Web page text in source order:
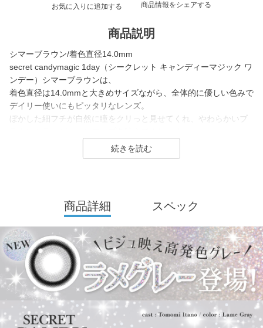
お気に入りに追加する 商品情報をシェアする
商品説明
シマーブラウン/着色直径14.0mm
secret candymagic 1day（シークレット キャンディーマジック ワ
ンデー）シマーブラウンは、
着色直径は14.0mmと大きめサイズながら、全体的に優しい色みで
デイリー使いにもピッタリなレンズ。
ぼかした細フチが自然に瞳をクリっと見せてくれ、やわらかいブ
ツヤ感のある、優しい茶目のような目元に見せてくれるカラーで
いる、盛れるカラコンといえばコレ！なロングセラーカラコンブ
DIA14.5mmの「盛れる」大きめサイズで、元祖ちゅるんカラコン
「キャンマジ3番」や王道黒コン「キャンマジ5番」をはじめ、平
成・令和のギャルカラコン、細フチ・太フチカラコン、水光カラ
コンなど、トレンドのカラコンを生み出し続けています。
2025年にはラメ入りカラコンが登場＆水光カラーは軸固定の回ら
ない水光カラコンに進化し、
商品詳細 スペック